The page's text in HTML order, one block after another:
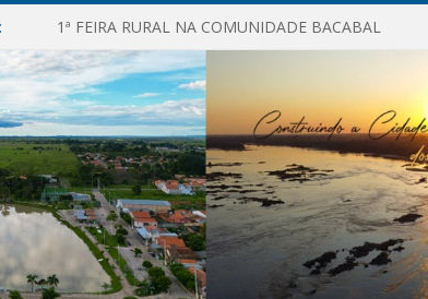
1ª FEIRA RURAL NA COMUNIDADE BACABAL